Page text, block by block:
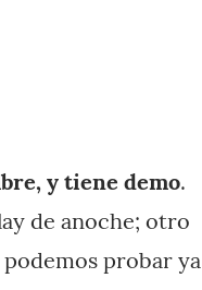
y tiene demo.
de anoche; otro
podemos probar ya